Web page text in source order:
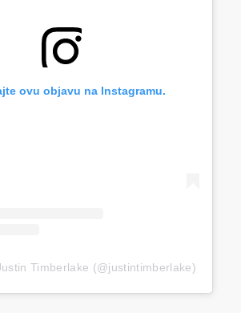
ovu objavu na Instagramu.
Timberlake (@justintimberlake)